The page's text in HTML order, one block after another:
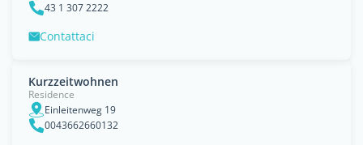
43 1 307 2222
Contattaci
Kurzzeitwohnen
Residence
Einleitenweg 19
0043662660132